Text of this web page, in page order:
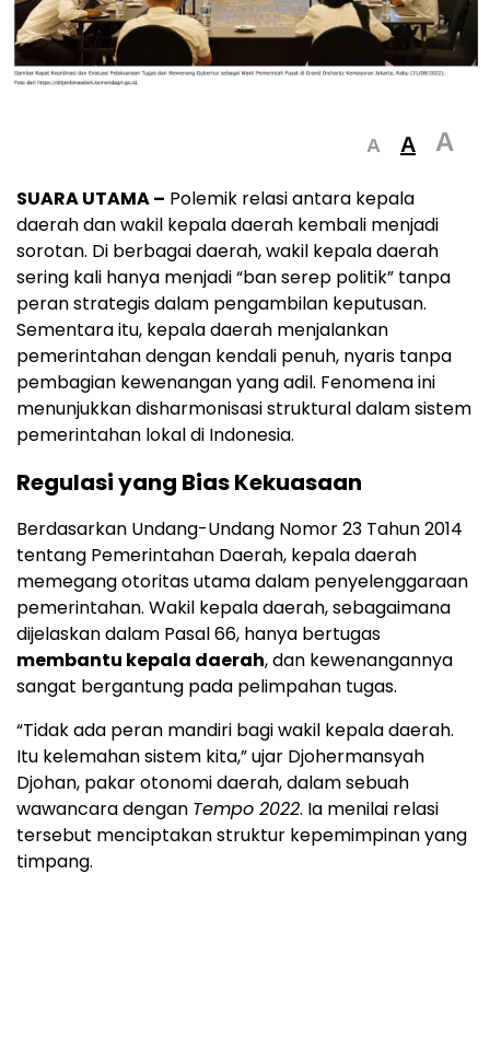
A A A
SUARA UTAMA – Polemik relasi antara kepala
daerah dan wakil kepala daerah kembali menjadi
sorotan. Di berbagai daerah, wakil kepala daerah
sering kali hanya menjadi “ban serep politik” tanpa
peran strategis dalam pengambilan keputusan.
Sementara itu, kepala daerah menjalankan
pemerintahan dengan kendali penuh, nyaris tanpa
pembagian kewenangan yang adil. Fenomena ini
menunjukkan disharmonisasi struktural dalam sistem
pemerintahan lokal di Indonesia.
Regulasi yang Bias Kekuasaan
Berdasarkan Undang-Undang Nomor 23 Tahun 2014
tentang Pemerintahan Daerah, kepala daerah
memegang otoritas utama dalam penyelenggaraan
pemerintahan. Wakil kepala daerah, sebagaimana
dijelaskan dalam Pasal 66, hanya bertugas
membantu kepala daerah, dan kewenangannya
sangat bergantung pada pelimpahan tugas.
“Tidak ada peran mandiri bagi wakil kepala daerah.
Itu kelemahan sistem kita,” ujar Djohermansyah
Djohan, pakar otonomi daerah, dalam sebuah
wawancara dengan Tempo 2022. Ia menilai relasi
tersebut menciptakan struktur kepemimpinan yang
timpang.